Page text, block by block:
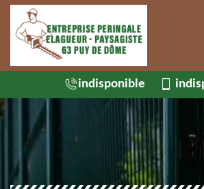
indisponible